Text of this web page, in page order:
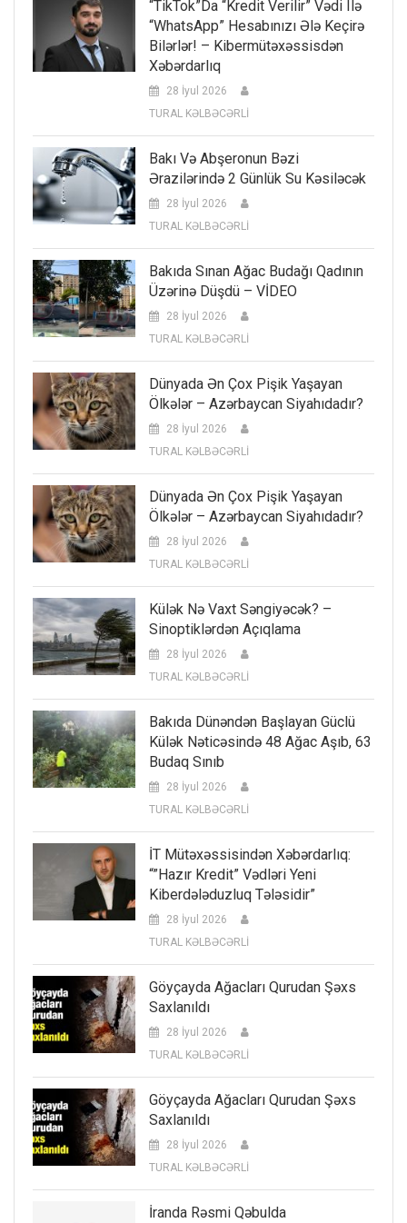
“TikTok”da “kredit Verilir” Vədi Ilə
“WhatsApp” Hesabınızı Ələ Keçirə
Bilərlər! – Kibermütəxəssisdən
Xəbərdarlıq
28 İyul 2026
TURAL KƏLBƏCƏRLİ
Bakı Və Abşeronun Bəzi
Ərazilərində 2 Günlük Su Kəsiləcək
28 İyul 2026
TURAL KƏLBƏCƏRLİ
Bakıda Sınan Ağac Budağı Qadının
Üzərinə Düşdü – VİDEO
28 İyul 2026
TURAL KƏLBƏCƏRLİ
Dünyada Ən Çox Pişik Yaşayan
Ölkələr – Azərbaycan Siyahıdadır?
28 İyul 2026
TURAL KƏLBƏCƏRLİ
Dünyada Ən Çox Pişik Yaşayan
Ölkələr – Azərbaycan Siyahıdadır?
28 İyul 2026
TURAL KƏLBƏCƏRLİ
Külək Nə Vaxt Səngiyəcək? –
Sinoptiklərdən Açıqlama
28 İyul 2026
TURAL KƏLBƏCƏRLİ
Bakıda Dünəndən Başlayan Güclü
Külək Nəticəsində 48 Ağac Aşıb, 63
Budaq Sınıb
28 İyul 2026
TURAL KƏLBƏCƏRLİ
İT Mütəxəssisindən Xəbərdarlıq:
“”Hazır Kredit” Vədləri Yeni
Kiberdələduzluq Tələsidir”
28 İyul 2026
TURAL KƏLBƏCƏRLİ
Göyçayda Ağacları Qurudan Şəxs
Saxlanıldı
28 İyul 2026
TURAL KƏLBƏCƏRLİ
Göyçayda Ağacları Qurudan Şəxs
Saxlanıldı
28 İyul 2026
TURAL KƏLBƏCƏRLİ
İranda Rəsmi Qəbulda